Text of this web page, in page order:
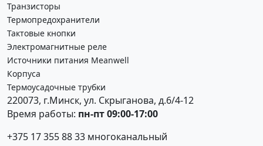
Транзисторы
Термопредохранители
Тактовые кнопки
Электромагнитные реле
Источники питания Meanwell
Корпуса
Термоусадочные трубки
220073, г.Минск, ул. Скрыганова, д.6/4-12
Время работы: пн-пт 09:00-17:00
+375 17 355 88 33 многоканальный